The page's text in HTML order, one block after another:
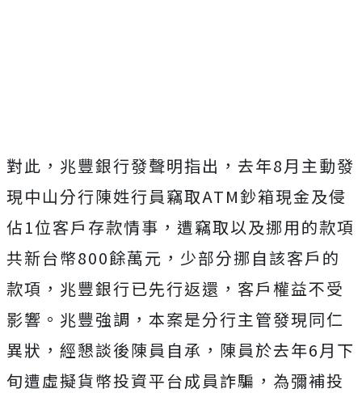
對此，兆豐銀行發聲明指出，去年8月主動發
現中山分行陳姓行員竊取ATM鈔箱現金及侵
佔1位客戶存款情事，遭竊取以及挪用的款項
共新台幣800餘萬元，少部分挪自該客戶的
款項，兆豐銀行已先行返還，客戶權益不受
影響。兆豐強調，本案是分行主管發現同仁
異狀，經懇談後陳員自承，陳員於去年6月下
旬遭虛擬貨幣投資平台成員詐騙，為彌補投